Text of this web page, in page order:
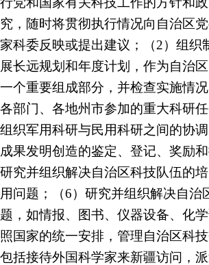
究，随时将贯彻执行情况向自治区
家科委反映或提出建议；（2）组织
展长远规划和年度计划，作为自治
一个重要组成部分，并检查实施情
各部门、各地州市参加的重大科研任
组织军用科研与民用科研之间的协
成果发明创造的鉴定、登记、奖励和
研究并组织解决自治区科技队伍的
用问题；（6）研究并组织解决自治
题，如情报、图书、仪器设备、化
照国家的统一安排，管理自治区科
包括接待外国科学家来新疆访问，